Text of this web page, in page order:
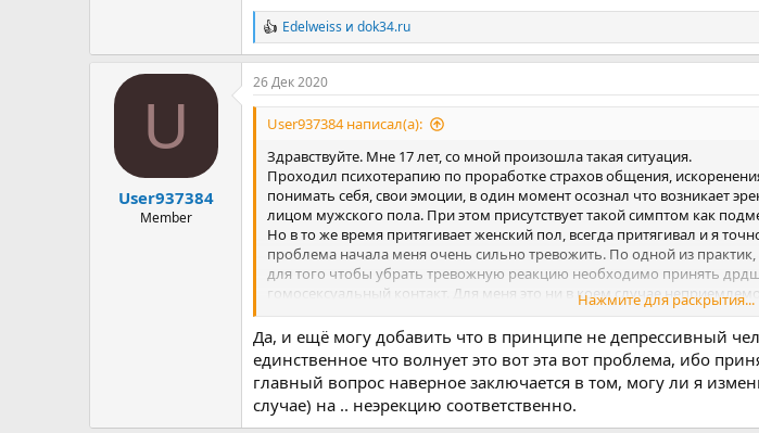
Р
е
а
к
ц
и
Edelweiss и dok34.ru
U
User937384
Member
26 Дек 2020
User937384 написал(а):
Здравствуйте. Мне 17 лет, со мной произошла такая ситуация.
Проходил психотерапию по проработке страхов общения,
понимать себя, свои эмоции, в один момент осознал что возникает
лицом мужского пола. При этом присутствует такой симптом как
Но в то же время притягивает женский пол, всегда притягивал и я
проблема начала меня очень сильно тревожить. По одной из
для того чтобы убрать тревожную реакцию необходимо принять
гомосексуальный контакт. Для меня это ни в коем случае
своих убеждений и убеждений своих родителей. В половые контакты
всегда лишь гетеро порно, пробовал смотреть недавно гей* порно,
"все в порядке", но возникает сильная паника чувство стыда, эрекции
удается сдерживать, я не знаю. Причем эта паника возникает в
компании у меня ни разу не возникло желание .. с лицом мужского
соответственно и паники нет. Присутствует лишь иногда симтом
Нажмите для раскрытия...
Да, и ещё могу добавить что в принципе не депрессивный
единственное что волнует это вот эта вот проблема, ибо
главный вопрос наверное заключается в том, могу ли я
случае) на .. неэрекцию соответственно.